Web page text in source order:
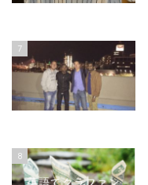
7
8